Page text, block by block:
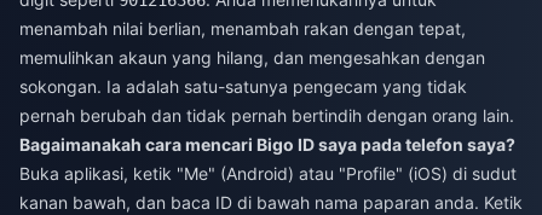
menambah nilai berlian, menambah rakan dengan tepat,
memulihkan akaun yang hilang, dan mengesahkan dengan
sokongan. Ia adalah satu-satunya pengecam yang tidak
pernah berubah dan tidak pernah bertindih dengan orang lain.
Bagaimanakah cara mencari Bigo ID saya pada telefon saya?
Buka aplikasi, ketik "Me" (Android) atau "Profile" (iOS) di sudut
kanan bawah, dan baca ID di bawah nama paparan anda. Ketik